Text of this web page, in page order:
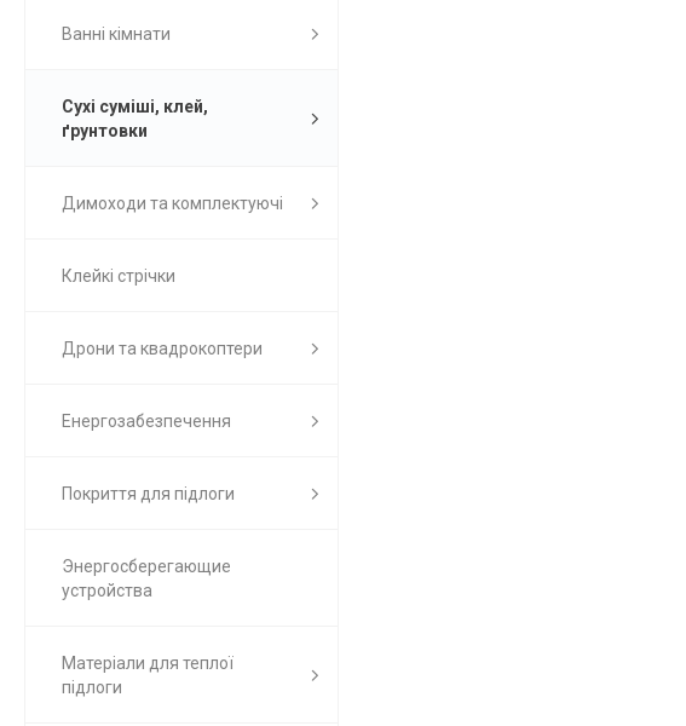
Ванні кімнати
Сухі суміші, клей,
ґрунтовки
Димоходи та комплектуючі
Клейкі стрічки
Дрони та квадрокоптери
Енергозабезпечення
Покриття для підлоги
Энергосберегающие
устройства
Матеріали для теплої
підлоги